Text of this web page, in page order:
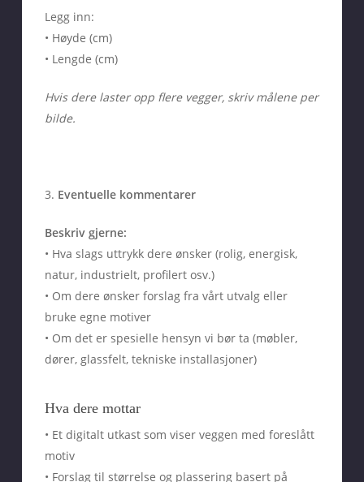
Legg inn:
• Høyde (cm)
• Lengde (cm)
Hvis dere laster opp flere vegger, skriv målene per
bilde.
3. Eventuelle kommentarer
Beskriv gjerne:
• Hva slags uttrykk dere ønsker (rolig, energisk,
natur, industrielt, profilert osv.)
• Om dere ønsker forslag fra vårt utvalg eller
bruke egne motiver
• Om det er spesielle hensyn vi bør ta (møbler,
dører, glassfelt, tekniske installasjoner)
Hva dere mottar
• Et digitalt utkast som viser veggen med foreslått
motiv
• Forslag til størrelse og plassering basert på